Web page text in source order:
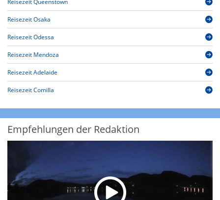
Reisezeit Queenstown
Reisezeit Osaka
Reisezeit Odessa
Reisezeit Mendoza
Reisezeit Adelaide
Reisezeit Comilla
Empfehlungen der Redaktion